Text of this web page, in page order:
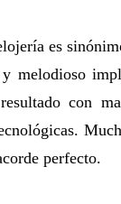
es
melodioso
con
perfecto.